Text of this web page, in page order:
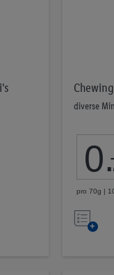
diverse
0.
pro 70g |
Auf